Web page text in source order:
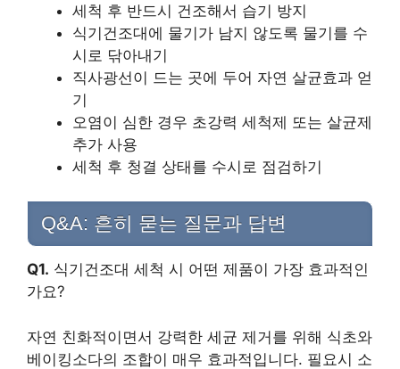
세척 후 반드시 건조해서 습기 방지
식기건조대에 물기가 남지 않도록 물기를 수
시로 닦아내기
직사광선이 드는 곳에 두어 자연 살균효과 얻
기
오염이 심한 경우 초강력 세척제 또는 살균제
추가 사용
세척 후 청결 상태를 수시로 점검하기
Q&A: 흔히 묻는 질문과 답변
Q1. 식기건조대 세척 시 어떤 제품이 가장 효과적인
가요?
자연 친화적이면서 강력한 세균 제거를 위해 식초와
베이킹소다의 조합이 매우 효과적입니다. 필요시 소